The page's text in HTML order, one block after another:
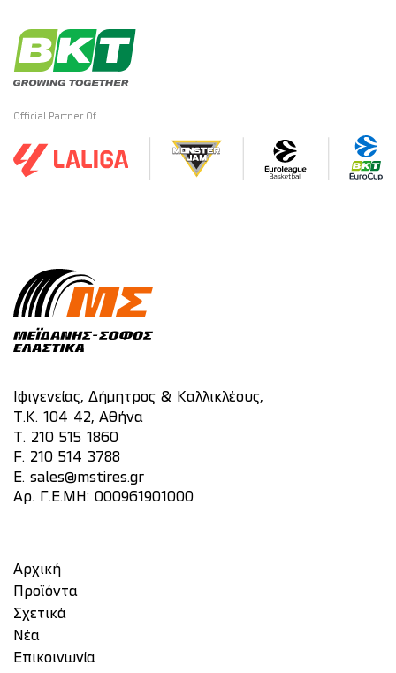
Official Partner Of
Ιφιγενείας, Δήμητρος & Καλλικλέους,
Τ.Κ. 104 42, Αθήνα
T. 210 515 1860
F. 210 514 3788
E. sales@mstires.gr
Αρ. Γ.Ε.ΜΗ: 000961901000
Αρχική
Προϊόντα
Σχετικά
Νέα
Επικοινωνία